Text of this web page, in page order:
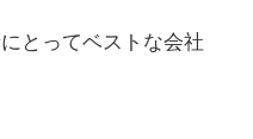
とってベストな会社